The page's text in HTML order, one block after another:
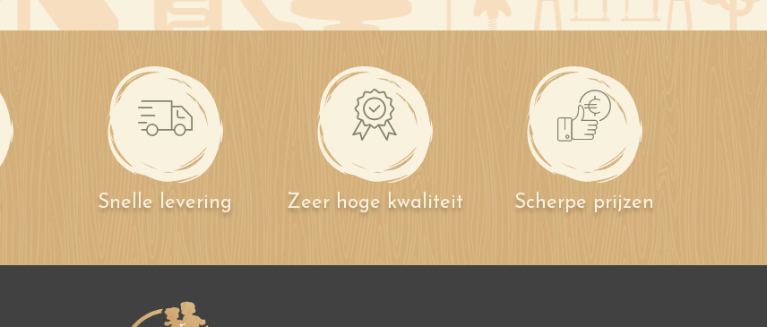
Snelle levering Zeer hoge kwaliteit Scherpe prijzen